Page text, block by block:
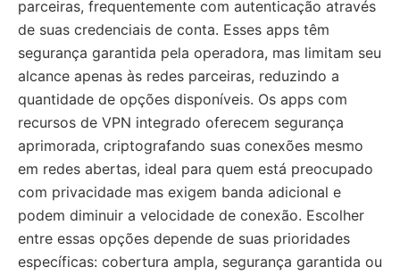
parceiras, frequentemente com autenticação através
de suas credenciais de conta. Esses apps têm
segurança garantida pela operadora, mas limitam seu
alcance apenas às redes parceiras, reduzindo a
quantidade de opções disponíveis. Os apps com
recursos de VPN integrado oferecem segurança
aprimorada, criptografando suas conexões mesmo
em redes abertas, ideal para quem está preocupado
com privacidade mas exigem banda adicional e
podem diminuir a velocidade de conexão. Escolher
entre essas opções depende de suas prioridades
específicas: cobertura ampla, segurança garantida ou